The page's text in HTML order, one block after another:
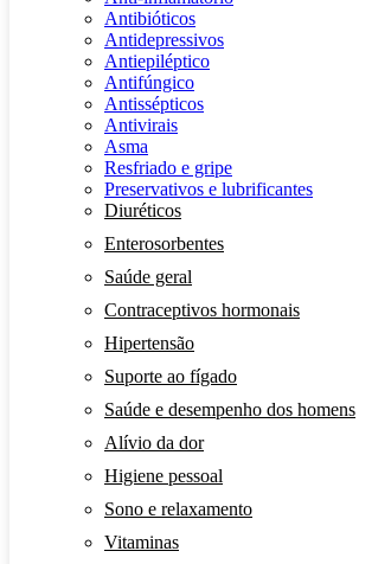
Antibióticos
Antidepressivos
Antiepiléptico
Antifúngico
Antissépticos
Antivirais
Asma
Resfriado e gripe
Preservativos e lubrificantes
Diuréticos
Enterosorbentes
Saúde geral
Contraceptivos hormonais
Hipertensão
Suporte ao fígado
Saúde e desempenho dos homens
Alívio da dor
Higiene pessoal
Sono e relaxamento
Vitaminas